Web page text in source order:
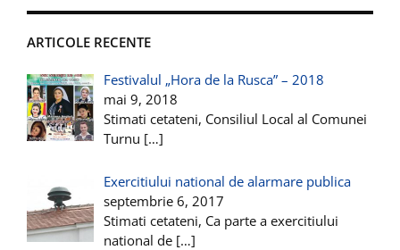
ARTICOLE RECENTE
Festivalul „Hora de la Rusca” – 2018
mai 9, 2018
Stimati cetateni, Consiliul Local al Comunei
Turnu […]
Exercitiului national de alarmare publica
septembrie 6, 2017
Stimati cetateni, Ca parte a exercitiului
national de […]